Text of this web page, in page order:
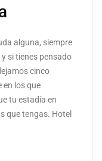
alguna, siempre
y si tienes pensado
cinco
en los que
tu estadía en
que tengas. Hotel